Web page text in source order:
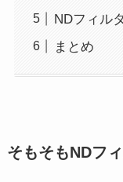
NDフィル
まとめ
そもそもNDフ